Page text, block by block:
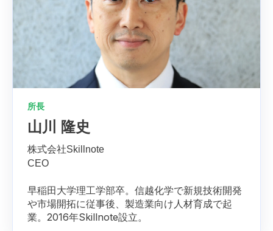
所長
山川 隆史
株式会社Skillnote
CEO
早稲田大学理工学部卒。信越化学で新規技術開発
や市場開拓に従事後、製造業向け人材育成で起
業。2016年Skillnote設立。